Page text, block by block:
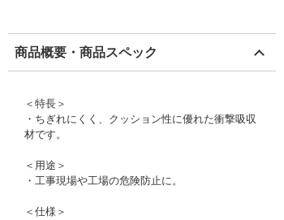
商品概要・商品スペック
＜特長＞
・ちぎれにくく、クッション性に優れた衝撃吸収
材です。
＜用途＞
・工事現場や工場の危険防止に。
＜仕様＞